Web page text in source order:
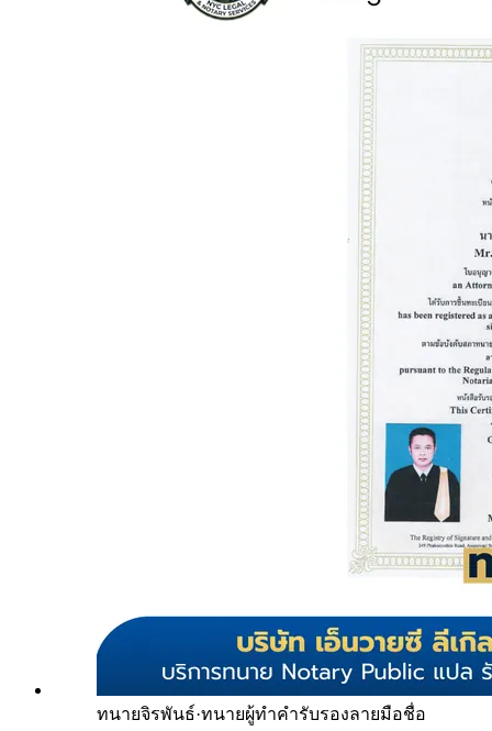
ทนายจิรพันธ์·ทนายผู้ทำคำรับรองลายมือชื่อ